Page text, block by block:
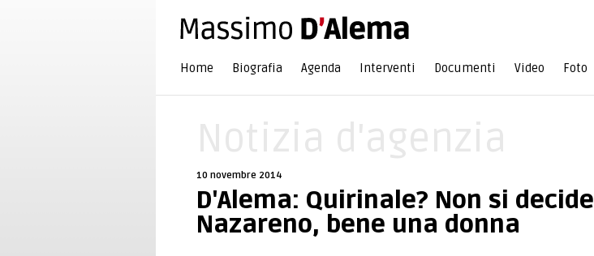
Home Biografia Agenda Interventi Documenti Video Foto
10 novembre 2014
D'Alema: Quirinale? Non si
Nazareno, bene una donna